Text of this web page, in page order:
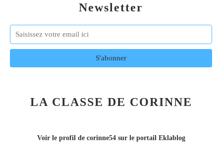
Newsletter
LA CLASSE DE CORINNE
Voir le profil de corinne54sur le portail Eklablog